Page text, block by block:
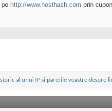
pe http://www.hosthash.com prin
al unui IP si parerile voastre despre